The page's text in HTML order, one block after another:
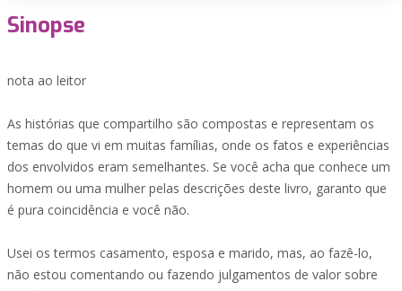
Sinopse
nota ao leitor
As histórias que compartilho são compostas e representam os
temas do que vi em muitas famílias, onde os fatos e experiências
dos envolvidos eram semelhantes. Se você acha que conhece um
homem ou uma mulher pelas descrições deste livro, garanto que
é pura coincidência e você não.
Usei os termos casamento, esposa e marido, mas, ao fazê-lo,
não estou comentando ou fazendo julgamentos de valor sobre